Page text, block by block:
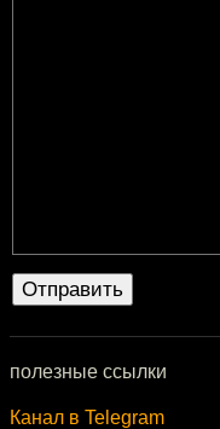
полезные ссылки
Канал в Telegram